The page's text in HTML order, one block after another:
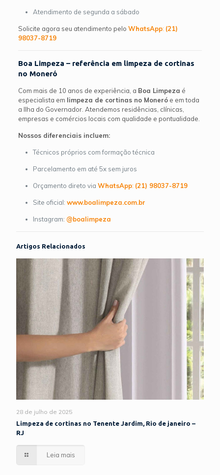
Atendimento de segunda a sábado
Solicite agora seu atendimento pelo WhatsApp: (21)
98037-8719
Boa Limpeza – referência em limpeza de cortinas
no Moneró
Com mais de 10 anos de experiência, a Boa Limpeza é
especialista em limpeza de cortinas no Moneróe em toda
a Ilha do Governador. Atendemos residências, clínicas,
empresas e comércios locais com qualidade e pontualidade.
Nossos diferenciais incluem:
Técnicos próprios com formação técnica
Parcelamento em até 5x sem juros
Orçamento direto via WhatsApp: (21) 98037-8719
Site oficial: www.boalimpeza.com.br
Instagram: @boalimpeza
Artigos Relacionados
28 de julho de 2025
Limpeza de cortinas no Tenente Jardim, Rio de janeiro –
RJ
Leia mais